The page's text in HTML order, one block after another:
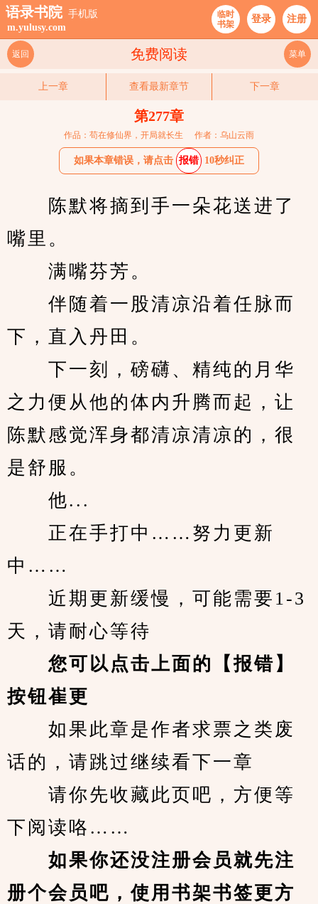
语录书院 手机版
m.yulusy.com
临时
书架
登录 注册
免费阅读
返回 菜单
上一章 查看最新章节 下一章
第277章
作品：苟在修仙界，开局就长生 作者：乌山云雨
如果本章错误，请点击 报错 10秒纠正
陈默将摘到手一朵花送进了
嘴里。
满嘴芬芳。
伴随着一股清凉沿着任脉而
下，直入丹田。
下一刻，磅礴、精纯的月华
之力便从他的体内升腾而起，让
陈默感觉浑身都清凉清凉的，很
是舒服。
他...
正在手打中……努力更新
中……
近期更新缓慢，可能需要1-3
天，请耐心等待
您可以点击上面的【报错】
按钮崔更
如果此章是作者求票之类废
话的，请跳过继续看下一章
请你先收藏此页吧，方便等
下阅读咯……
如果你还没注册会员就先注
册个会员吧，使用书架书签更方